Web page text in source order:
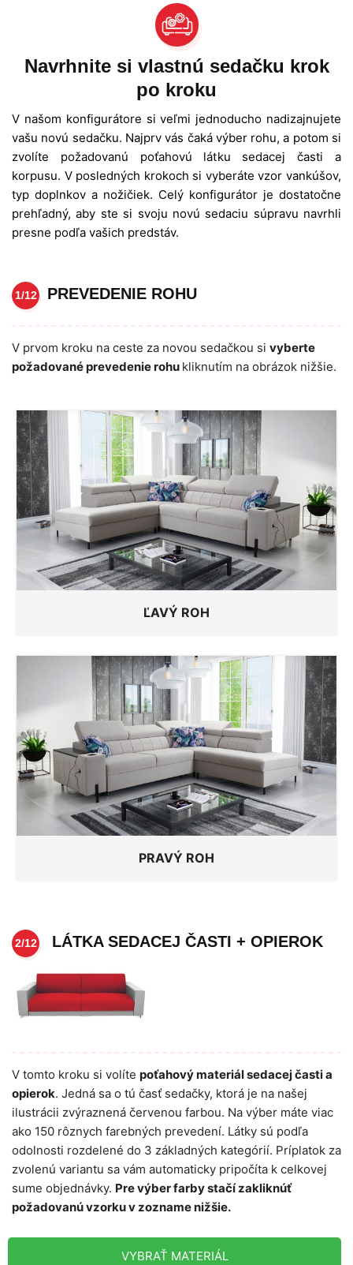
Navrhnite si vlastnú sedačku krok
po kroku
V našom konfigurátore si veľmi jednoducho nadizajnujete
vašu novú sedačku. Najprv vás čaká výber rohu, a potom si
zvolíte požadovanú poťahovú látku sedacej časti a
korpusu. V posledných krokoch si vyberáte vzor vankúšov,
typ doplnkov a nožičiek. Celý konfigurátor je dostatočne
prehľadný, aby ste si svoju novú sedaciu súpravu navrhli
presne podľa vašich predstáv.
1/12 PREVEDENIE ROHU
V prvom kroku na ceste za novou sedačkou si vyberte
požadované prevedenie rohu kliknutím na obrázok nižšie.
ĽAVÝ ROH
PRAVÝ ROH
2/12 LÁTKA SEDACEJ ČASTI + OPIEROK
V tomto kroku si volíte poťahový materiál sedacej časti a
opierok. Jedná sa o tú časť sedačky, ktorá je na našej
ilustrácii zvýraznená červenou farbou. Na výber máte viac
ako 150 rôznych farebných prevedení. Látky sú podľa
odolnosti rozdelené do 3 základných kategórií. Príplatok za
zvolenú variantu sa vám automaticky pripočíta k celkovej
sume objednávky. Pre výber farby stačí zakliknúť
požadovanú vzorku v zozname nižšie.
VYBRAŤ MATERIÁL